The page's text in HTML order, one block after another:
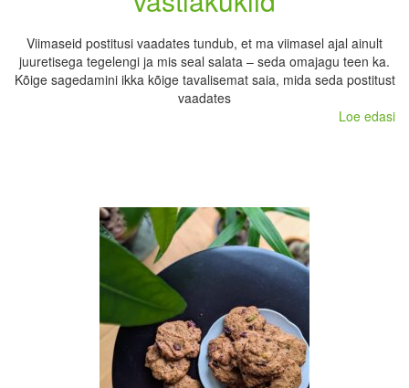
Viimaseid postitusi vaadates tundub, et ma viimasel ajal ainult
juuretisega tegelengi ja mis seal salata – seda omajagu teen ka.
Kõige sagedamini ikka kõige tavalisemat saia, mida seda postitust
vaadates
Loe edasi